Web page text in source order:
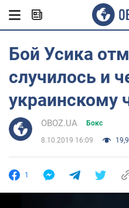
Бой Усика
случилось и
украинскому
OBOZ.UA Бокс
8.10.2019 16:09
1